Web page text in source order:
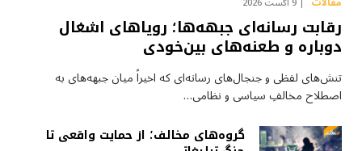
رقابت رسانه‌ای جبهه‌ها؛ رویاهای اشغال
دوباره و طعنه‌های بین‌خودی
تنش‌های لفظی و جنجال‌های رسانه‌ای که اخیراً میان جبهه‌های به
اصطلاح مخالفِ سیاسی و نظامی…
گروه‌های مخالف؛ از حمایت واقعی تا